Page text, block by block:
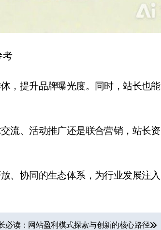
考
，提升品牌曝光度。同时，站长也能
流、活动推广还是联合营销，站长资
、协同的生态体系，为行业发展注入
必读：网站盈利模式探索与创新的核心路径